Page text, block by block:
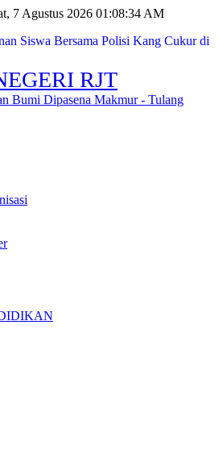
Siswa Bersama Polisi Kang Cukur di
Laksanakan Kegiatan Classmeet dan
Peringati Hari Guru Nasional dengan
SMKN Rawajitu Timur, Raih
Siswi SMKN Rawajitu Timur, Raih
Borong Prestasi Gemilang di Pentas
Peringati Maulid Nabi: Teladani
PTK oleh Pendamping Satuan
Siswi SMKN Rawajitu Timur,
LANJUTAN MPLS SMKN
TAHUN 2...
7 Agustus 2026 01:08:35 AM
RJT
Bumi Dipasena Makmur - Tulang